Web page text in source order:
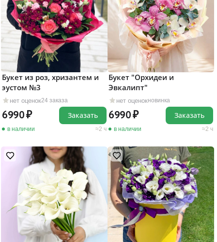
нет оценок24 заказа
Букет из роз, хризантем и
эустом №3
6990
в наличии 2 ч
Заказать
нет оценокновинка
Букет "Орхидеи и
Эвкалипт"
6990
в наличии 2 ч
Заказать